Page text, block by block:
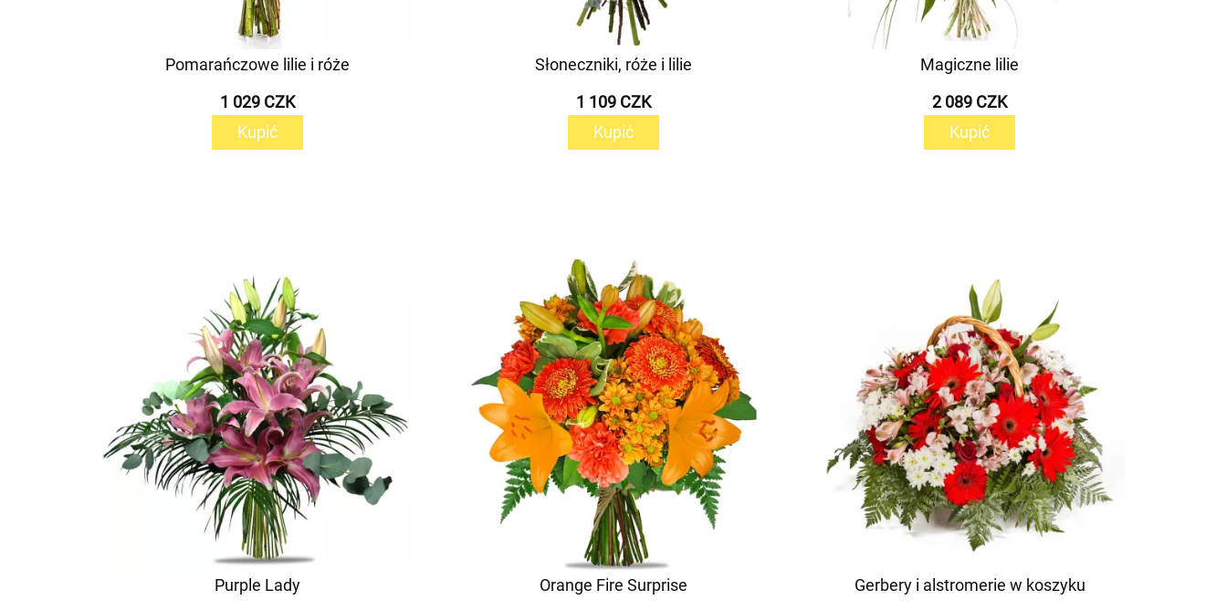
Pomarańczowe lilie i róże
1 029 CZK
Kupić
Słoneczniki, róże i lilie
1 109 CZK
Kupić
Magiczne lilie
2 089 CZK
Kupić
Purple Lady
Orange Fire Surprise
Gerbery i alstromerie w koszyku